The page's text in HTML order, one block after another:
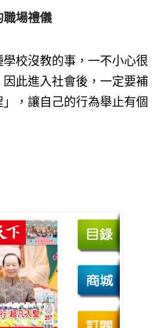
職場禮儀
學校沒教的事，一不小心很
此進入社會後，一定要補
，讓自己的行為舉止有個